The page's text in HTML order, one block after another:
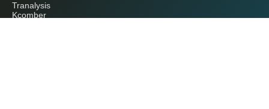
Tranalysis
Kcomber